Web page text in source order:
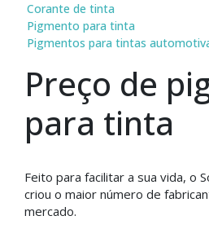
Corante de tinta
Pigmento para tinta
Pigmentos para tintas
Preço de
para tinta
Feito para facilitar a sua vida, o
criou o maior número de
mercado.